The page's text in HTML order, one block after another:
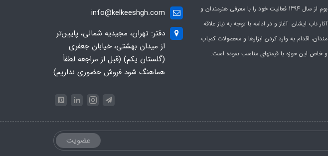
بوم از سال 1394 فعالیت خود را با معرفی هنرمندان و
آثار ناب ایشان آغاز و در ادامه با توجه به نیاز علاقه
مندان، اقدام به وارد کردن ابزارها و محصولات کمیاب
و خاص این حوزه با قیمتهای مناسب نموده است.
info@kelkeeshgh.com
دفتر: تهران، مجیدیه شمالی، پایین‌تر
از میدان بهشتی، خیابان جعفری
(گلستان یکم) (قبل از مراجعه لطفاً
هماهنگ شود فروش حضوری نداریم)
عضویت